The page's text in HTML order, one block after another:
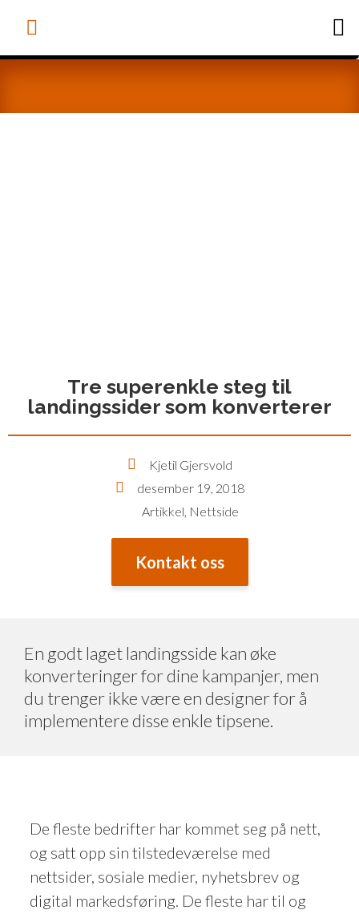
Tre superenkle steg til
landingssider som konverterer
Kjetil Gjersvold
desember 19, 2018
Artikkel, Nettside
Kontakt oss
En godt laget landingsside kan øke
konverteringer for dine kampanjer, men
du trenger ikke være en designer for å
implementere disse enkle tipsene.
De fleste bedrifter har kommet seg på nett,
og satt opp sin tilstedeværelse med
nettsider, sosiale medier, nyhetsbrev og
digital markedsføring. De fleste har til og